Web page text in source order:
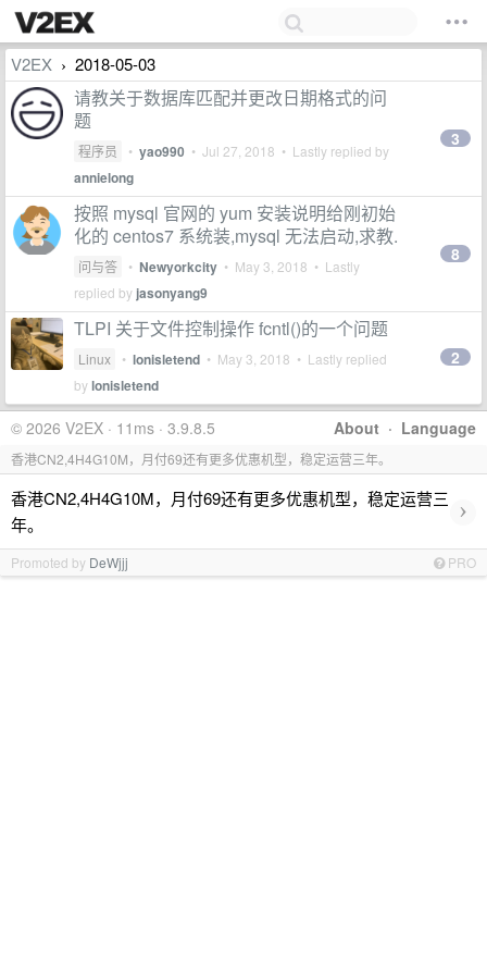
V2EX › 2018-05-03
请教关于数据库匹配并更改日期格式的问
题
程序员 • yao990 • Jul 27, 2018 • Lastly replied by
annielong
3
按照 mysql 官网的 yum 安装说明给刚初始
化的 centos7 系统装,mysql 无法启动,求教.
问与答 • Newyorkcity • May 3, 2018 • Lastly
replied by jasonyang9
8
TLPI 关于文件控制操作 fcntl()的一个问题
Linux • lonisletend • May 3, 2018 • Lastly replied
bylonisletend
2
About · Language
© 2026 V2EX · 11ms · 3.9.8.5
香港CN2,4H4G10M，月付69还有更多优惠机型，稳定运营三年。
香港CN2,4H4G10M，月付69还有更多优惠机型，稳定运营三
年。
›
Promoted by DeWjjj PRO